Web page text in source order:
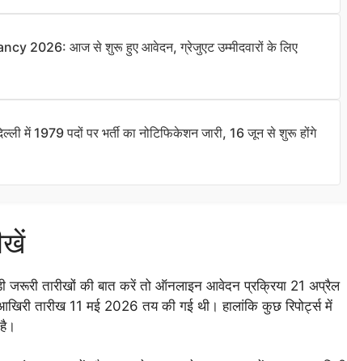
2026: आज से शुरू हुए आवेदन, ग्रेजुएट उम्मीदवारों के लिए
में 1979 पदों पर भर्ती का नोटिफिकेशन जारी, 16 जून से शुरू होंगे
तारीखों की बात करें तो ऑनलाइन आवेदन प्रक्रिया 21 अप्रैल
तारीख 11 मई 2026 तय की गई थी। हालांकि कुछ रिपोर्ट्स में